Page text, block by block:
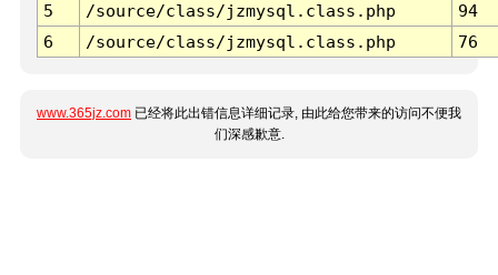
5
/source/class/jzmysql.class.php
94
6
/source/class/jzmysql.class.php 76
www.365jz.com 已经将此出错信息详细记录, 由此给您带来的访问不便我
们深感歉意.